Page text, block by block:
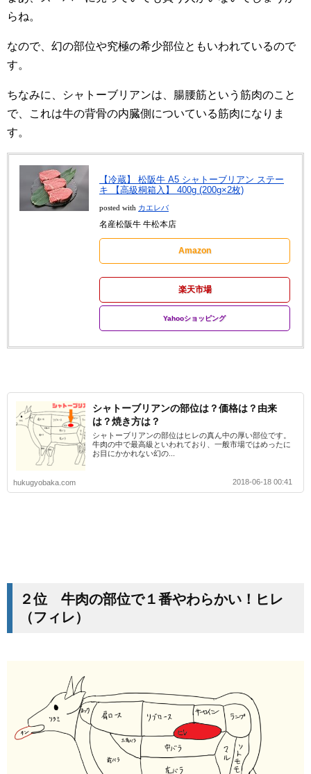
らね。
なので、幻の部位や究極の希少部位ともいわれているので
す。
ちなみに、シャトーブリアンは、腸腰筋という筋肉のこと
で、これは牛の背骨の内臓側についている筋肉になりま
す。
【冷蔵】 松阪牛 A5 シャトーブリアン ステー
キ 【高級桐箱入】 400g (200g×2枚)
posted with カエレバ
名産松阪牛 牛松本店
Amazon
楽天市場
Yahooショッピング
シャトーブリアンの部位は？価格は？由来
は？焼き方は？
シャトーブリアンの部位はヒレの真ん中の厚い部位です。
牛肉の中で最高級といわれており、一般市場ではめったに
お目にかかれない幻の...
hukugyobaka.com 2018-06-18 00:41
２位 牛肉の部位で１番やわらかい！ヒレ
（フィレ）